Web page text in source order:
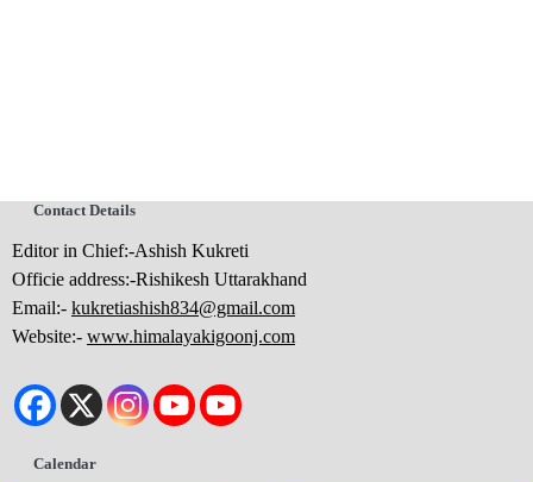
Contact Details
Editor in Chief:-Ashish Kukreti
Officie address:-Rishikesh Uttarakhand
Email:- kukretiashish834@gmail.com
Website:- www.himalayakigoonj.com
Calendar